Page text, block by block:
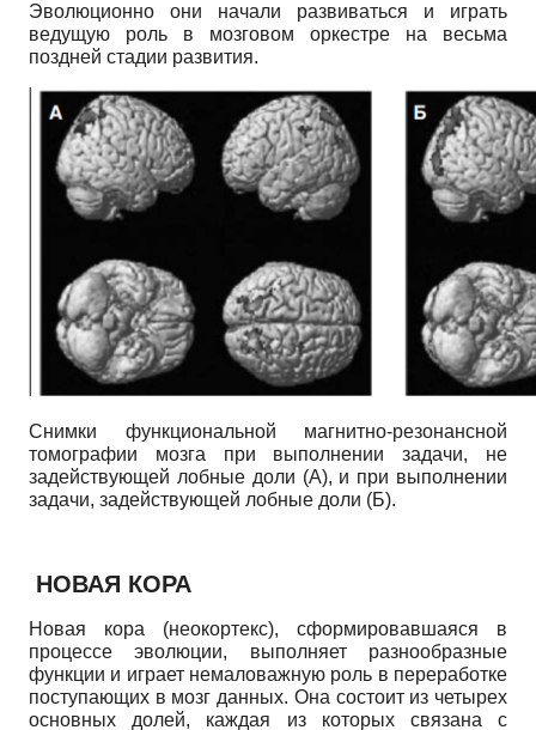
Эволюционно они начали развиваться и играть
ведущую роль в мозговом оркестре на весьма
поздней стадии развития.
Снимки функциональной магнитно-резонансной
томографии мозга при выполнении задачи, не
задействующей лобные доли (А), и при выполнении
задачи, задействующей лобные доли (Б).
НОВАЯ КОРА
Новая кора (неокортекс), сформировавшаяся в
процессе эволюции, выполняет разнообразные
функции и играет немаловажную роль в переработке
поступающих в мозг данных. Она состоит из четырех
основных долей, каждая из которых связана с